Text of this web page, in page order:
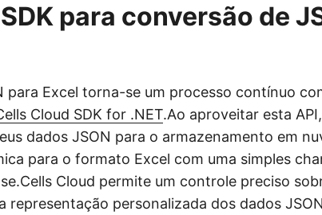
para conversão de
para Excel torna-se um processo contínuo
Cloud SDK for .NET.Ao aproveitar esta
dados JSON para o armazenamento em
para o formato Excel com uma simples
Cloud permite um controle preciso
representação personalizada dos dados